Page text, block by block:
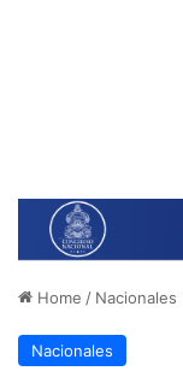
Home / Nacionales
Nacionales